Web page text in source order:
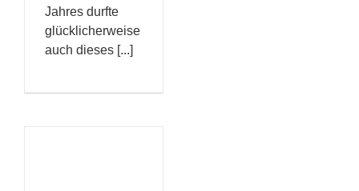
Jahres durfte
glücklicherweise
auch dieses [...]